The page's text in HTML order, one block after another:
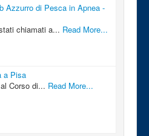
Azzurro di Pesca in Apnea -
chiamati a... Read More...
a Pisa
Corso di... Read More...